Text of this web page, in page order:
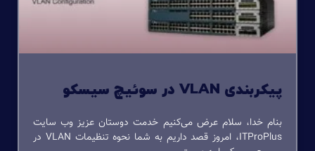
پیکربندی VLAN در سوئیچ سیسکو
بنام خدا، سلام عرض می‌کنیم خدمت دوستان عزیز وب سایت
ITProPlus، امروز قصد داریم به شما نحوه تنظیمات VLAN در